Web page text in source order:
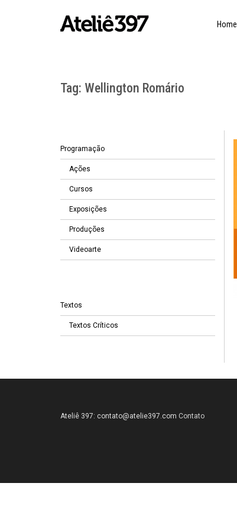
Home
Tag: Wellington Romário
Programação
Ações
Cursos
Exposições
Produções
Videoarte
Textos
Textos Críticos
Ateliê 397: contato@atelie397.com Contato